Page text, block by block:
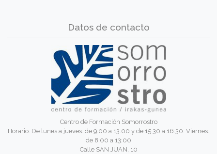
Datos de contacto
Centro de Formación Somorrostro
Horario: De lunes a jueves: de 9:00 a 13:00 y de 15:30 a 16:30. Viernes:
de 8:00 a 13:00
Calle SAN JUAN, 10